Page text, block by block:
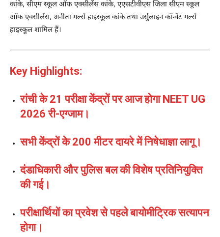
कांके, सीएम स्कूल ऑफ एक्सीलेंस कांके, एएसटीवीएस जिला सीएम स्कूल
ऑफ एक्सीलेंस, अनीता गर्ल्स हाइस्कूल कांके तथा उर्सुलाइन कॉन्वेंट गर्ल्स
हाइस्कूल शामिल हैं।
Key Highlights:
रांची के 21 परीक्षा केंद्रों पर आज होगा NEET UG
2026 री-एग्जाम।
सभी केंद्रों के 200 मीटर दायरे में निषेधाज्ञा लागू।
दंडाधिकारी और पुलिस बल की विशेष प्रतिनियुक्ति
की गई।
परीक्षार्थियों का प्रवेश से पहले बायोमीट्रिक सत्यापन
होगा।